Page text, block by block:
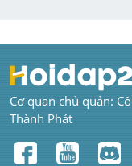
Cơ quan chủ quản:
Thành Phát